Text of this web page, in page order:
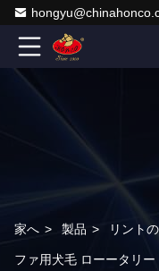
家へ > 製品 > リント
ファ用犬毛 ローータリー